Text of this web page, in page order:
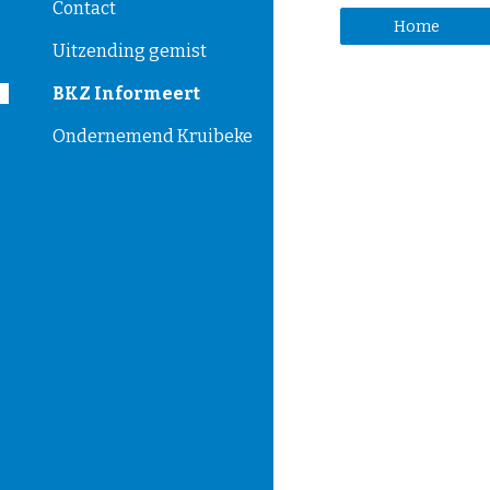
Contact
Uitzending gemist
BKZ Informeert
Ondernemend Kruibeke
Home